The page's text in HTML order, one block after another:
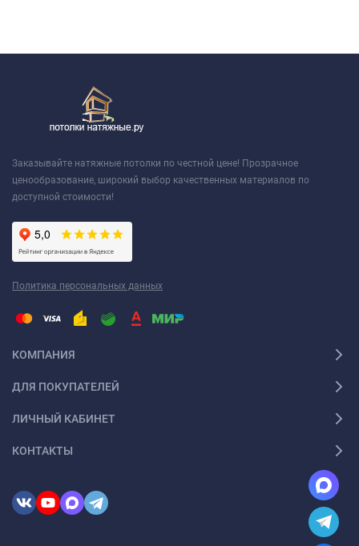
Заказывайте натяжные потолки по честной цене! Прозрачное
ценообразование, широкий выбор качественных материалов по
доступной стоимости!
Политика персональных данных
КОМПАНИЯ
ДЛЯ ПОКУПАТЕЛЕЙ
ЛИЧНЫЙ КАБИНЕТ
КОНТАКТЫ